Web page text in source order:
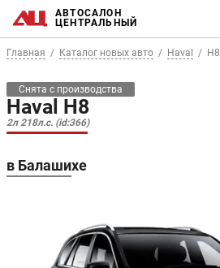
АВТОСАЛОН
ЦЕНТРАЛЬНЫЙ
Главная Каталог новых авто Haval H8
Снята с производства
Haval H8
2л 218л.с. (id:366)
в Балашихе